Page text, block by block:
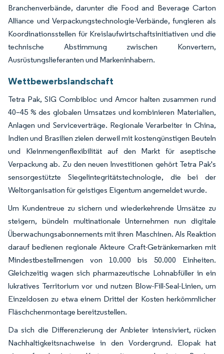
Branchenverbände, darunter die Food and Beverage Carton
Alliance und Verpackungstechnologie-Verbände, fungieren als
Koordinationsstellen für Kreislaufwirtschaftsinitiativen und die
technische Abstimmung zwischen Konvertern,
Ausrüstungslieferanten und Markeninhabern.
Wettbewerbslandschaft
Tetra Pak, SIG Combibloc und Amcor halten zusammen rund
40–45 % des globalen Umsatzes und kombinieren Materialien,
Anlagen und Serviceverträge. Regionale Verarbeiter in China,
Indien und Brasilien zielen derweil mit kostengünstigen Beuteln
und Kleinmengenflexibilität auf den Markt für aseptische
Verpackung ab. Zu den neuen Investitionen gehört Tetra Pak's
sensorgestützte Siegelintegritätstechnologie, die bei der
Weltorganisation für geistiges Eigentum angemeldet wurde.
Um Kundentreue zu sichern und wiederkehrende Umsätze zu
steigern, bündeln multinationale Unternehmen nun digitale
Überwachungsabonnements mit ihren Maschinen. Als Reaktion
darauf bedienen regionale Akteure Craft-Getränkemarken mit
Mindestbestellmengen von 10.000 bis 50.000 Einheiten.
Gleichzeitig wagen sich pharmazeutische Lohnabfüller in ein
lukratives Territorium vor und nutzen Blow-Fill-Seal-Linien, um
Einzeldosen zu etwa einem Drittel der Kosten herkömmlicher
Fläschchenmontage bereitzustellen.
Da sich die Differenzierung der Anbieter intensiviert, rücken
Nachhaltigkeitsnachweise in den Vordergrund. Elopak hat